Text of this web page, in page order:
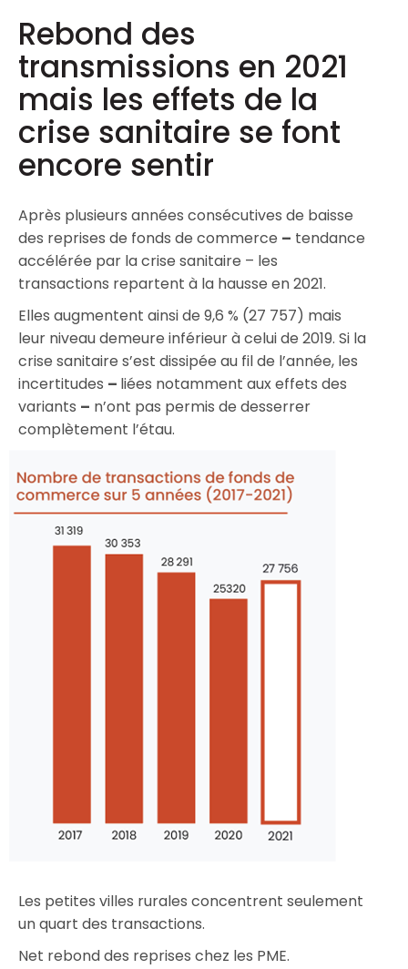
Rebond des
transmissions en 2021
mais les effets de la
crise sanitaire se font
encore sentir
Après plusieurs années consécutives de baisse
des reprises de fonds de commerce – tendance
accélérée par la crise sanitaire – les
transactions repartent à la hausse en 2021.
Elles augmentent ainsi de 9,6 % (27 757) mais
leur niveau demeure inférieur à celui de 2019. Si la
crise sanitaire s’est dissipée au fil de l’année, les
incertitudes – liées notamment aux effets des
variants – n’ont pas permis de desserrer
complètement l’étau.
Les petites villes rurales concentrent seulement
un quart des transactions.
Net rebond des reprises chez les PME.